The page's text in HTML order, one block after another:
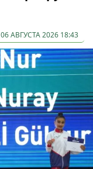
06 АВГУСТА 2026 18:43